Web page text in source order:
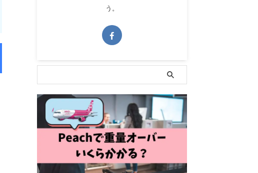
う。